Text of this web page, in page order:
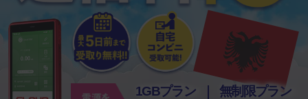
1GBプラン 無制限プラン